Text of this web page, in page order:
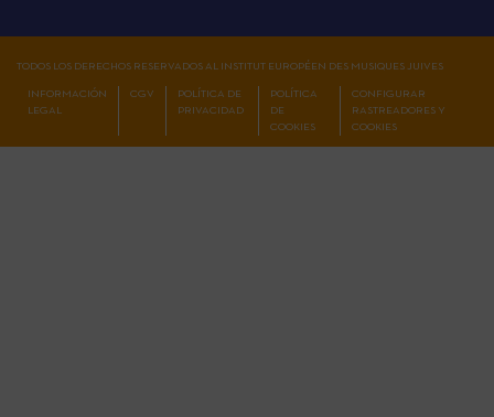
TODOS LOS DERECHOS RESERVADOS AL INSTITUT EUROPÉEN DES MUSIQUES JUIVES
INFORMACIÓN
LEGAL
CGV
POLÍTICA DE
PRIVACIDAD
POLÍTICA
DE
COOKIES
CONFIGURAR
RASTREADORES Y
COOKIES